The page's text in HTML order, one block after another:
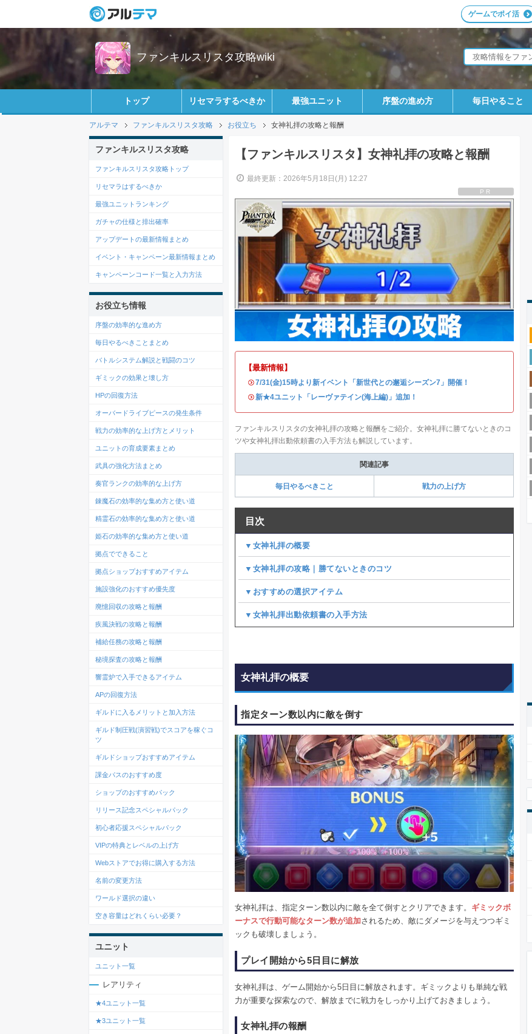
ゲームでポイ活
ファンキルスリスタ攻略wiki
トップ リセマラするべきか 最強ユニット 序盤の進め方 毎日やること
アルテマ ファンキルスリスタ攻略 お役立ち 女神礼拝の攻略と報酬
【ファンキルスリスタ】女神礼拝の攻略と報酬
最終更新：2026年5月18日(月) 12:27
PR
【最新情報】
・7/31(金)15時より新イベント「新世代との邂逅シーズン7」開催！
・新★4ユニット「レーヴァテイン(海上編)」追加！
ファンキルスリスタの女神礼拝の攻略と報酬をご紹介。女神礼拝に勝てないときのコ
ツや女神礼拝出動依頼書の入手方法も解説しています。
関連記事
毎日やるべきこと 戦力の上げ方
目次
▼女神礼拝の概要
▼女神礼拝の攻略｜勝てないときのコツ
▼おすすめの選択アイテム
▼女神礼拝出動依頼書の入手方法
女神礼拝の概要
指定ターン数以内に敵を倒す
女神礼拝は、指定ターン数以内に敵を全て倒すとクリアできます。 ギミックボ
ーナスで行動可能なターン数が追加されるため、敵にダメージを与えつつギミ
ックも破壊しましょう。
プレイ開始から5日目に解放
女神礼拝は、ゲーム開始から5日目に解放されます。ギミックよりも単純な戦
力が重要な探索なので、解放までに戦力をしっかり上げておきましょう。
女神礼拝の報酬
ファンキルスリスタ攻略
ファンキルスリスタ攻略トップ
リセマラはするべきか
最強ユニットランキング
ガチャの仕様と排出確率
アップデートの最新情報まとめ
イベント・キャンペーン最新情報まとめ
キャンペーンコード一覧と入力方法
お役立ち情報
序盤の効率的な進め方
毎日やるべきことまとめ
バトルシステム解説と戦闘のコツ
ギミックの効果と壊し方
HPの回復方法
オーバードライブピースの発生条件
戦力の効率的な上げ方とメリット
ユニットの育成要素まとめ
武具の強化方法まとめ
奏官ランクの効率的な上げ方
錬魔石の効率的な集め方と使い道
精霊石の効率的な集め方と使い道
姫石の効率的な集め方と使い道
拠点でできること
拠点ショップおすすめアイテム
施設強化のおすすめ優先度
廃憶回収の攻略と報酬
疾風決戦の攻略と報酬
補給任務の攻略と報酬
秘境探査の攻略と報酬
響霊炉で入手できるアイテム
APの回復方法
ギルドに入るメリットと加入方法
ギルド制圧戦(演習戦)でスコアを稼ぐコ
ツ
ギルドショップおすすめアイテム
課金パスのおすすめ度
ショップのおすすめパック
リリース記念スペシャルパック
初心者応援スペシャルパック
VIPの特典とレベルの上げ方
Webストアでお得に購入する方法
名前の変更方法
ワールド選択の違い
空き容量はどれくらい必要？
ユニット
ユニット一覧
レアリティ
★4ユニット一覧
★3ユニット一覧